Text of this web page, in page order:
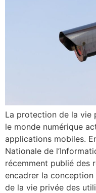
La protection de la vie
le monde numérique
applications mobiles.
Nationale de
récemment publié des
encadrer la
de la vie privée des